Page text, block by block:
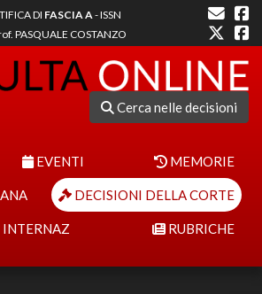
DI FASCIA A- ISSN
PASQUALE COSTANZO
Cerca nelle decisioni
EVENTI MEMORIE
DECISIONI DELLA CORTE
INTERNAZ RUBRICHE